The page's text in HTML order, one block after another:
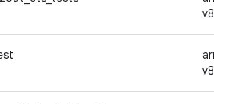
v8a
v8a